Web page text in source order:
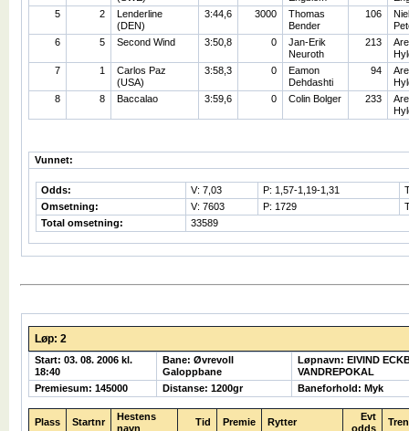
5
2
Lenderline
(DEN)
3:44,6 3000
Thomas
Bender
106
6
5 Second Wind 3:50,8 0
Jan-Erik
Neuroth
213
Are
7
1
Carlos Paz
(USA)
3:58,3 0
Eamon
Dehdashti
94
Are
8
8 Baccalao 3:59,6 0 Colin Bolger 233
Are
Vunnet:
Odds: V: 7,03 P: 1,57-1,19-1,31
Omsetning:
V: 7603 P: 1729
Total omsetning:
33589
Løp: 2
Start: 03. 08. 2006 kl.
18:40
Bane: Øvrevoll
Galoppbane
Løpnavn: EIVIND
VANDREPOKAL
Premiesum: 145000
Distanse: 1200gr Baneforhold: Myk
Plass Startnr
Hestens
navn
Tid Premie Rytter
Evt
odds